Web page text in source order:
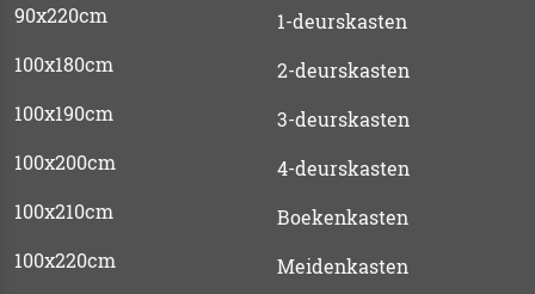
90x220cm
100x180cm
100x190cm
100x200cm
100x210cm
100x220cm
1-deurskasten
2-deurskasten
3-deurskasten
4-deurskasten
Boekenkasten
Meidenkasten